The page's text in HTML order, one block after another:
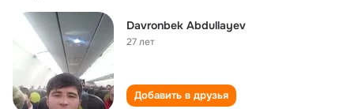
Davronbek Abdullayev
27 лет
Добавить в друзья